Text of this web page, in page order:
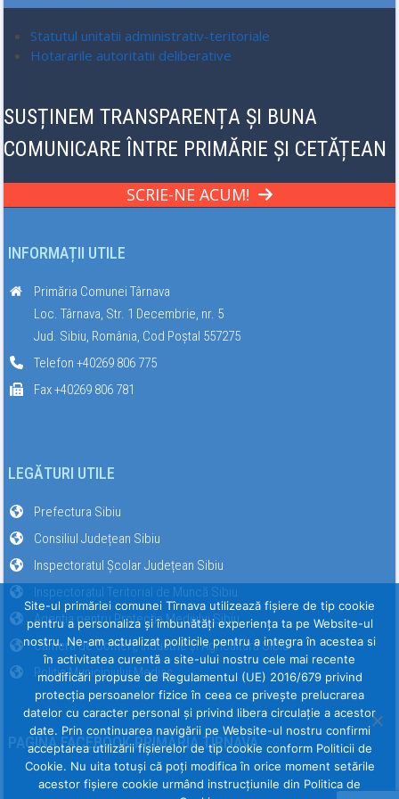
Statutul unitatii administrativ-teritoriale
Hotararile autoritatii deliberative
SUSȚINEM TRANSPARENȚA ȘI BUNA
COMUNICARE ÎNTRE PRIMĂRIE ȘI CETĂȚEAN
SCRIE-NE ACUM!
INFORMAȚII UTILE
Primăria Comunei Târnava
Loc. Târnava, Str. 1 Decembrie, nr. 5
Jud. Sibiu, România, Cod Poștal 557275
Telefon +40269 806 775
Fax +40269 806 781
LEGĂTURI UTILE
Prefectura Sibiu
Consiliul Județean Sibiu
Inspectoratul Școlar Județean Sibiu
Inspectoratul Teritorial de Muncă Sibiu
Agenția pentru Protecția Mediului Sibiu
Camera de Comerț, Industrie și Agricultură Sibiu
Poliția Municipiului Mediaș
PAGINA FACEBOOK PRIMĂRIA TÎRNAVA
Site-ul primăriei comunei Tîrnava utilizează fişiere de tip cookie
pentru a personaliza și îmbunătăți experiența ta pe Website-ul
nostru. Ne-am actualizat politicile pentru a integra în acestea si
în activitatea curentă a site-ului nostru cele mai recente
modificări propuse de Regulamentul (UE) 2016/679 privind
protecția persoanelor fizice în ceea ce privește prelucrarea
datelor cu caracter personal și privind libera circulație a acestor
date. Prin continuarea navigării pe Website-ul nostru confirmi
acceptarea utilizării fişierelor de tip cookie conform Politicii de
Cookie. Nu uita totuși că poți modifica în orice moment setările
acestor fişiere cookie urmând instrucțiunile din Politica de